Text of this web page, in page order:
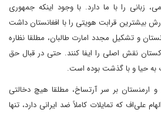
زبانی را با ما دارد. با وجود اینکه جمهوری
بیشترین قرابت هویتی را با افغانستان داشت
و تشکیل مجدد امارت طالبان، مطلقا نظاره
نقش اصلی را ایفا کنند. حتی در قبال حق
به حیا و با گذشت بوده است.
ارمنستان بر سر آرتساخ، مطلقا هیچ دخالتی
علی‌اف که تمایلات کاملاً ضد ایرانی دارد، تنها